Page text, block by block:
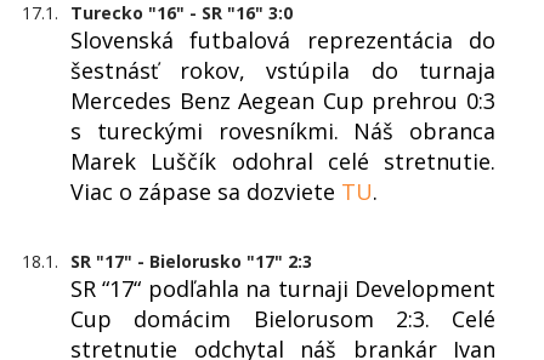
17.1. Turecko "16" - SR "16" 3:0
Slovenská futbalová reprezentácia do
šestnásť rokov, vstúpila do turnaja
Mercedes Benz Aegean Cup prehrou 0:3
s tureckými rovesníkmi. Náš obranca
Marek Luščík odohral celé stretnutie.
Viac o zápase sa dozviete TU.
18.1. SR "17" - Bielorusko "17" 2:3
SR “17“ podľahla na turnaji Development
Cup domácim Bielorusom 2:3. Celé
stretnutie odchytal náš brankár Ivan